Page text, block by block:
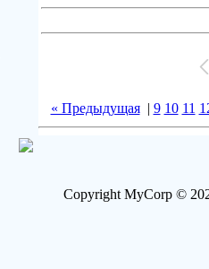
« Предыдущая| 9 10 11
Copyright MyCorp ©